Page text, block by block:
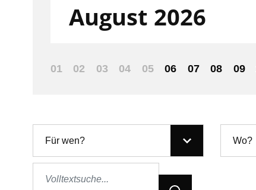
August 2026
01 02 03 04 05 06 07 08 09
Für wen? Wo?